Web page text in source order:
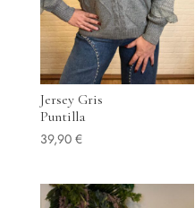
Jersey Gris
Puntilla
39,90 €